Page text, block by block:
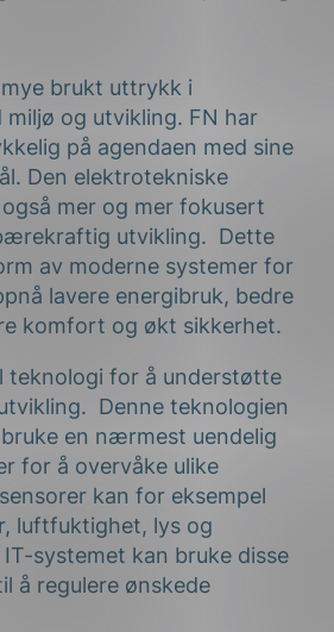
brukt uttrykk i
miljø og utvikling. FN har
på agendaen med sine
Den elektrotekniske
mer og mer fokusert
utvikling. Dette
av moderne systemer for
lavere energibruk, bedre
komfort og økt sikkerhet.
teknologi for å understøtte
Denne teknologien
en nærmest uendelig
for å overvåke ulike
kan for eksempel
luftfuktighet, lys og
systemet kan bruke disse
å regulere ønskede